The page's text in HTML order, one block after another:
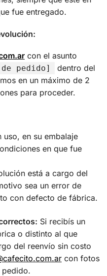
fue entregado.
con el asunto
pedido]
dentro del
en un máximo de 2
para proceder.
en su embalaje
en que fue
está a cargo del
sea un error de
con defecto de fábrica.
Si recibís un
o distinto al que
del reenvío sin costo
con fotos